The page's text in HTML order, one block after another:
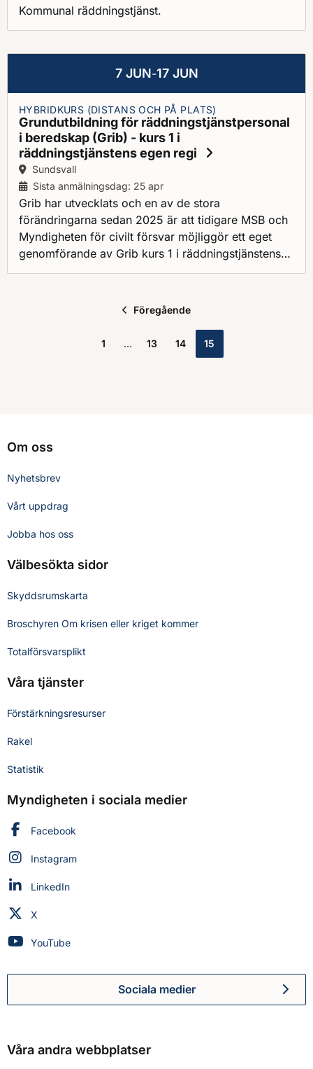
Kommunal räddningstjänst.
7 JUN-17 JUN
HYBRIDKURS (DISTANS OCH PÅ PLATS)
Grundutbildning för räddningstjänstpersonal
i beredskap (Grib) - kurs 1 i
räddningstjänstens egen regi
Ort:Sundsvall
Sista anmälningsdag: 25 apr
Grib har utvecklats och en av de stora
förändringarna sedan 2025 är att tidigare MSB och
Myndigheten för civilt försvar möjliggör ett eget
genomförande av Grib kurs 1 i räddningstjänstens
egen regi.
Föregående
1 13 14 15
Om oss
Nyhetsbrev
Vårt uppdrag
Jobba hos oss
Välbesökta sidor
Skyddsrumskarta
Broschyren Om krisen eller kriget kommer
Totalförsvarsplikt
Våra tjänster
Förstärkningsresurser
Rakel
Statistik
Myndigheten i sociala medier
Myndigheten för civilt försvar på
Facebook
Myndigheten för civilt försvar på
Instagram
Myndigheten för civilt försvar på
LinkedIn
Myndigheten för civilt försvar på
X
Myndigheten för civilt försvar på
YouTube
Myndigheten för civilt
Sociala medier
Våra andra webbplatser